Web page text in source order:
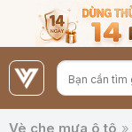
nội
dung
Vè che mưa ô tô »